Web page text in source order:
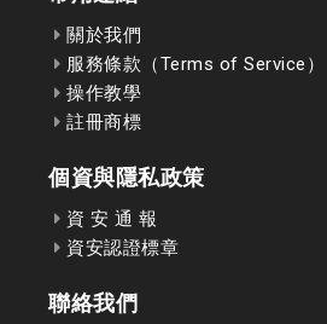
關於我們
服務條款（Terms of Service）
操作教學
註冊商標
個資與隱私政策
資 安 通 報
資安認證標章
聯絡我們